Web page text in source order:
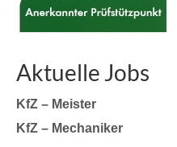
Aktuelle Jobs
KfZ – Meister
KfZ – Mechaniker